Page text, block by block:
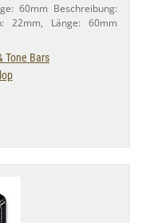
60mm Beschreibung:
22mm, Länge: 60mm
Tone Bars